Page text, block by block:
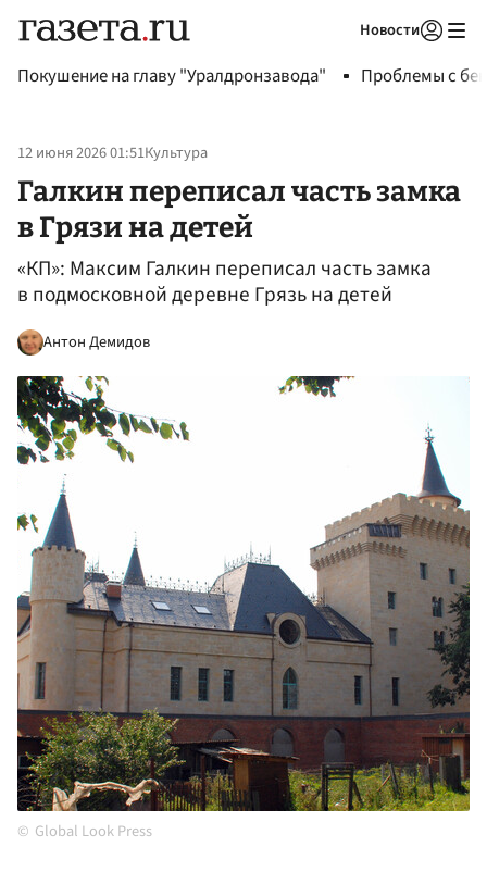
Новости
Покушение на главу "Уралдронзавода" Проблемы с
12 июня 2026 01:51Культура
Галкин переписал часть замка
в Грязи на детей
«КП»: Максим Галкин переписал часть замка
в подмосковной деревне Грязь на детей
Антон Демидов
Global Look Press